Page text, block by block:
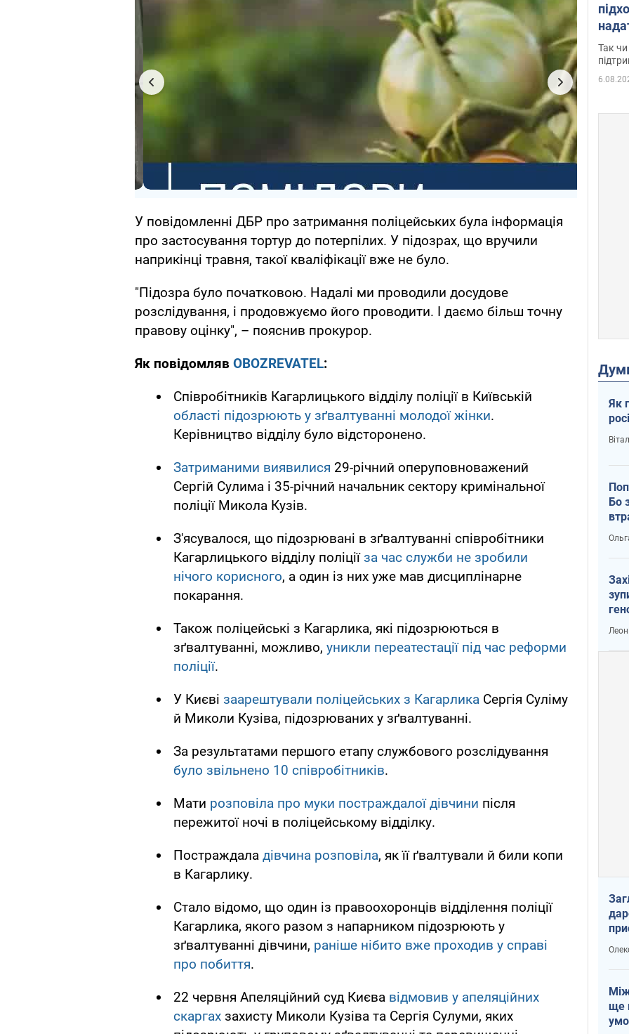
У повідомленні ДБР про затримання поліцейських була інформація
про застосування тортур до потерпілих. У підозрах, що вручили
наприкінці травня, такої кваліфікації вже не було.
"Підозра було початковою. Надалі ми проводили досудове
розслідування, і продовжуємо його проводити. І даємо більш точну
правову оцінку", – пояснив прокурор.
Як повідомляв OBOZREVATEL:
Співробітників Кагарлицького відділу поліції в Київській
області підозрюють у зґвалтуванні молодої жінки.
Керівництво відділу було відсторонено.
Затриманими виявилися 29-річний оперуповноважений
Сергій Сулима і 35-річний начальник сектору кримінальної
поліції Микола Кузів.
З'ясувалося, що підозрювані в зґвалтуванні співробітники
Кагарлицького відділу поліціїза час служби не зробили
нічого корисного, а один із них уже мав дисциплінарне
покарання.
Також поліцейські з Кагарлика, які підозрюються в
зґвалтуванні, можливо, уникли переатестації під час реформи
поліції.
У Києві заарештували поліцейських з Кагарлика Сергія Суліму
й Миколи Кузіва, підозрюваних у зґвалтуванні.
За результатами першого етапу службового розслідування
було звільнено 10 співробітників.
Мати розповіла про муки постраждалої дівчини після
пережитої ночі в поліцейському відділку.
Постраждала дівчина розповіла, як її ґвалтували й били копи
в Кагарлику.
Стало відомо, що один із правоохоронців відділення поліції
Кагарлика, якого разом з напарником підозрюють у
зґвалтуванні дівчини, раніше нібито вже проходив у справі
про побиття.
22 червня Апеляційний суд Києва відмовив у апеляційних
скаргах захисту Миколи Кузіва та Сергія Сулуми, яких
Так чи
Як
Бо
ще